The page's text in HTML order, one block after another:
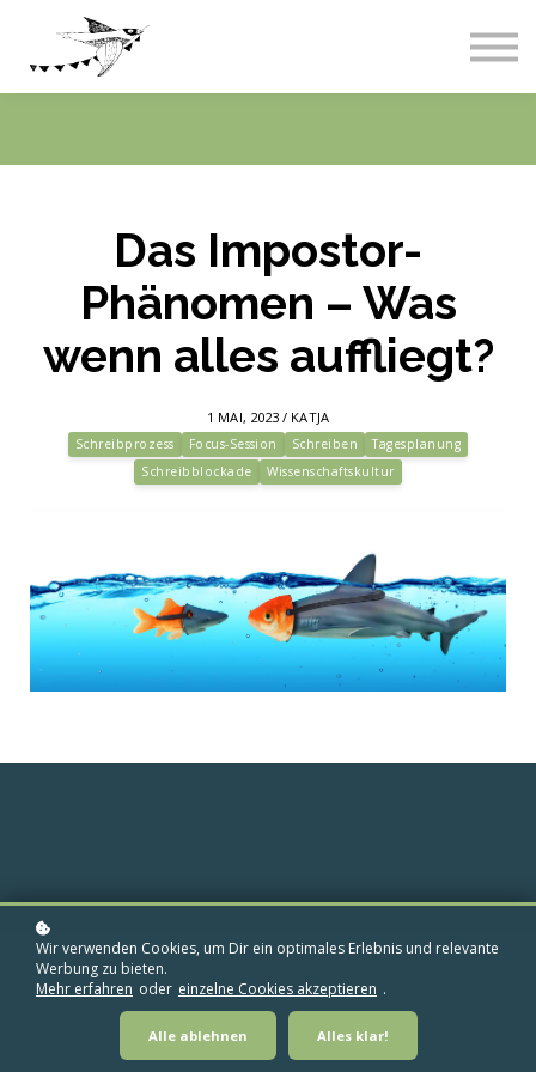
Das Impostor-
Phänomen – Was
wenn alles auffliegt?
1 MAI, 2023 / KATJA
Schreibprozess Focus-Session Schreiben
Tagesplanung
Schreibblockade
Wissenschaftskultur
Das Impostor-Phänomen
Wir verwenden Cookies, um Dir ein optimales Erlebnis und relevante
Werbung zu bieten.
Mehr erfahren oder einzelne Cookies akzeptieren .
Alle ablehnen Alles klar!